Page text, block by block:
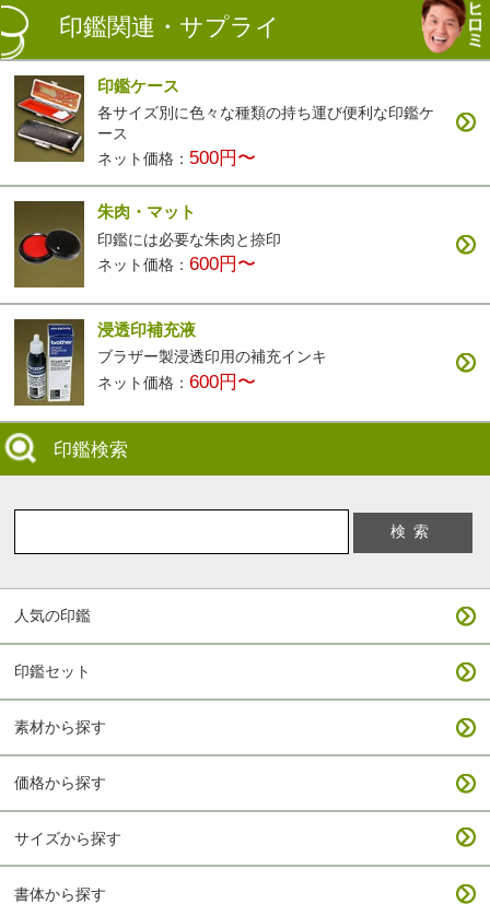
印鑑関連・サプライ
印鑑ケース
各サイズ別に色々な種類の持ち運び便利な印鑑ケ
ース
ネット価格： 500円〜
朱肉・マット
印鑑には必要な朱肉と捺印
ネット価格：600円〜
浸透印補充液
ブラザー製浸透印用の補充インキ
ネット価格：600円〜
印鑑検索
人気の印鑑
印鑑セット
素材から探す
価格から探す
サイズから探す
書体から探す